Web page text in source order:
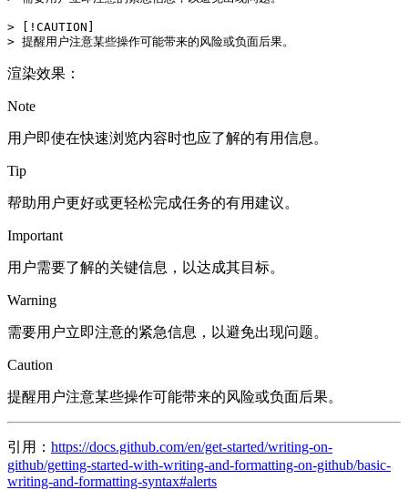
> [!CAUTION]
渲染效果：
Note
用户即使在快速浏览内容时也应了解的有用信息。
Tip
帮助用户更好或更轻松完成任务的有用建议。
Important
用户需要了解的关键信息，以达成其目标。
Warning
需要用户立即注意的紧急信息，以避免出现问题。
Caution
提醒用户注意某些操作可能带来的风险或负面后果。
引用： https://docs.github.com/en/get-started/writing-on-
github/getting-started-with-writing-and-formatting-on-github/basic-
writing-and-formatting-syntax#alerts